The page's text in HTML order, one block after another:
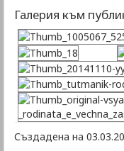
Галерия към
Създадена на